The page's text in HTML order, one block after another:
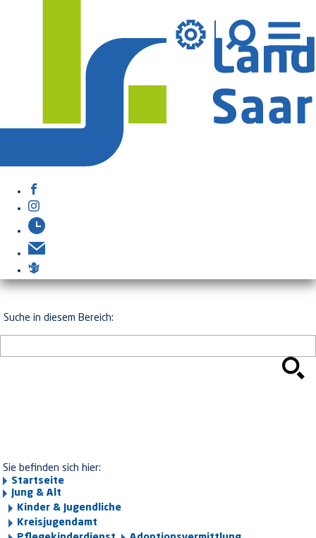
Suche in diesem Bereich:
Sie befinden sich hier:
Startseite
Jung & Alt
Kinder & Jugendliche
Kreisjugendamt